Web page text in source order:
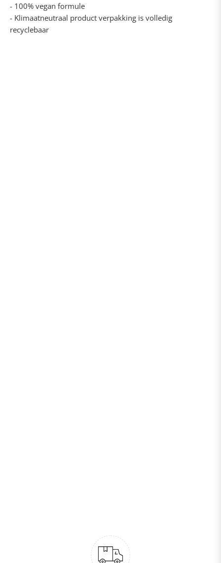
- 100% vegan formule
- Klimaatneutraal product verpakking is volledig
recyclebaar